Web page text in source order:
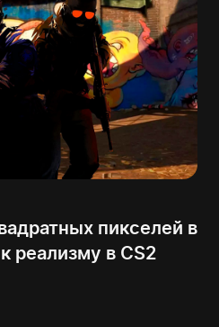
пикселей в
реализму в CS2